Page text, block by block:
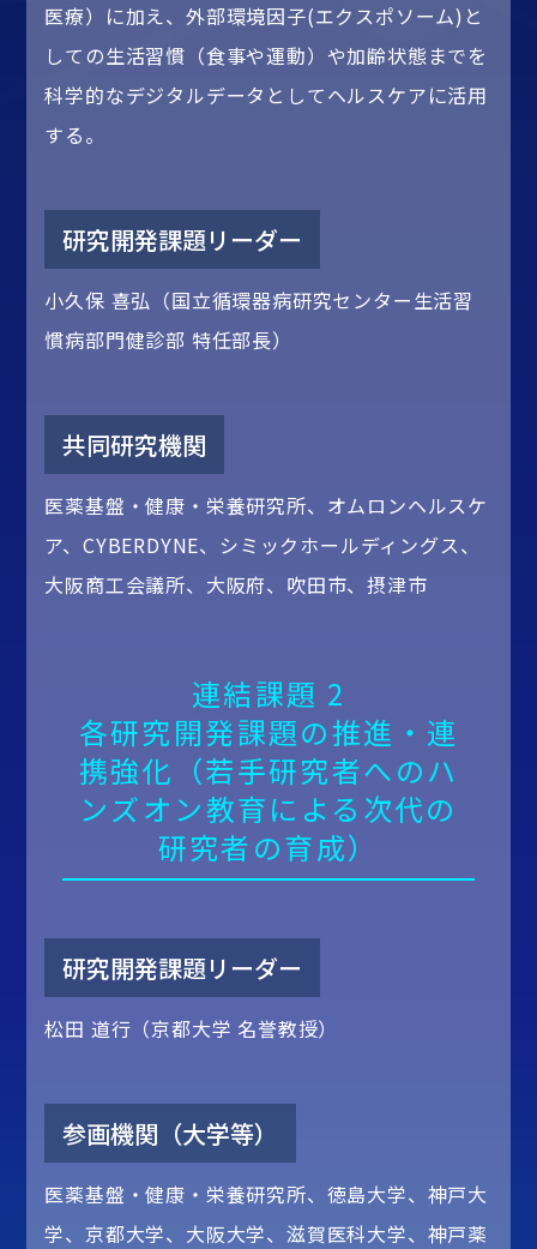
医療）に加え、外部環境因子(エクスポソーム)と
しての生活習慣（食事や運動）や加齢状態までを
科学的なデジタルデータとしてヘルスケアに活用
する。
研究開発課題リーダー
小久保 喜弘（国立循環器病研究センター生活習
慣病部門健診部 特任部長）
共同研究機関
医薬基盤・健康・栄養研究所、オムロンヘルスケ
ア、CYBERDYNE、シミックホールディングス、
大阪商工会議所、大阪府、吹田市、摂津市
連結課題 2
各研究開発課題の推進・連
携強化（若手研究者へのハ
ンズオン教育による次代の
研究者の育成）
研究開発課題リーダー
松田 道行（京都大学 名誉教授）
参画機関（大学等）
医薬基盤・健康・栄養研究所、徳島大学、神戸大
学、京都大学、大阪大学、滋賀医科大学、神戸薬